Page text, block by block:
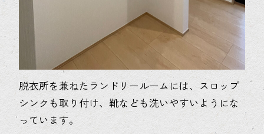
脱衣所を兼ねたランドリールームには、スロップ
シンクも取り付け、靴なども洗いやすいようにな
っています。